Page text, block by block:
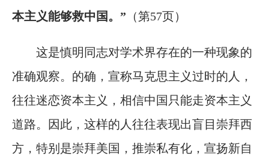
本主义能够救中国。” （第57页）
这是慎明同志对学术界存在的一种现象的
准确观察。的确，宣称马克思主义过时的人，
往往迷恋资本主义，相信中国只能走资本主义
道路。因此，这样的人往往表现出盲目崇拜西
方，特别是崇拜美国，推崇私有化，宣扬新自